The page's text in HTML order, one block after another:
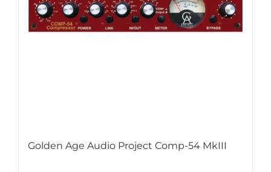
Golden Age Audio Project Comp-54 MkIII